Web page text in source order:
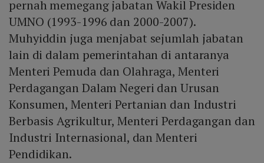
pernah memegang jabatan Wakil Presiden
UMNO (1993-1996 dan 2000-2007).
Muhyiddin juga menjabat sejumlah jabatan
lain di dalam pemerintahan di antaranya
Menteri Pemuda dan Olahraga, Menteri
Perdagangan Dalam Negeri dan Urusan
Konsumen, Menteri Pertanian dan Industri
Berbasis Agrikultur, Menteri Perdagangan dan
Industri Internasional, dan Menteri
Pendidikan.